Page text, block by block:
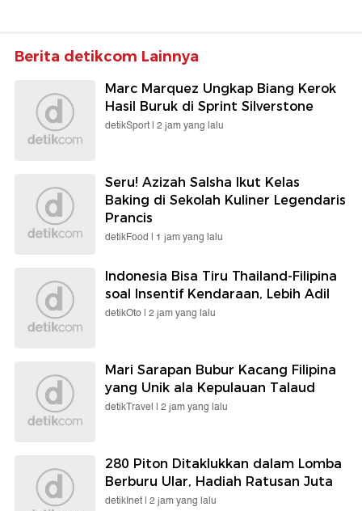
Berita detikcom Lainnya
Marc Marquez Ungkap Biang Kerok
Hasil Buruk di Sprint Silverstone
detikSport | 2 jam yang lalu
Seru! Azizah Salsha Ikut Kelas
Baking di Sekolah Kuliner Legendaris
Prancis
detikFood | 1 jam yang lalu
Indonesia Bisa Tiru Thailand-Filipina
soal Insentif Kendaraan, Lebih Adil
detikOto | 2 jam yang lalu
Mari Sarapan Bubur Kacang Filipina
yang Unik ala Kepulauan Talaud
detikTravel | 2 jam yang lalu
280 Piton Ditaklukkan dalam Lomba
Berburu Ular, Hadiah Ratusan Juta
detikInet | 2 jam yang lalu